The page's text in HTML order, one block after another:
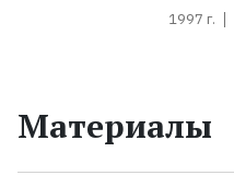
1997 г.
Материалы